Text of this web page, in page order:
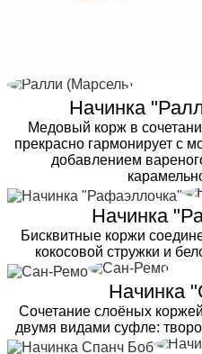
Начинка
Медовый корж в
прекрасно гармонирует с
добавлением
Начинка
Бисквитные коржи
кокосовой стружки и
Начинка
Сочетание слоёных
двумя видами суфле: